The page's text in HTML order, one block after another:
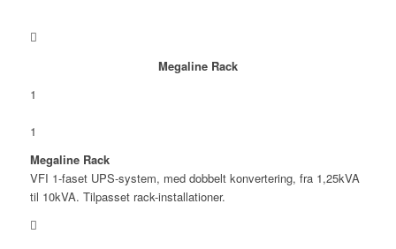
Megaline Rack
1
1
Megaline Rack
VFI 1-faset UPS-system, med dobbelt konvertering, fra 1,25kVA
til 10kVA. Tilpasset rack-installationer.